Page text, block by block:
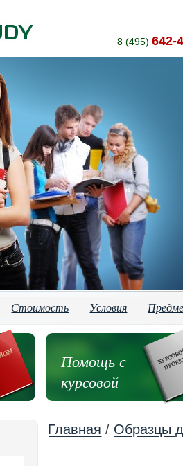
8 (495) 642-
Стоимость Условия
Помощь с
курсовой
Главная / Образцы